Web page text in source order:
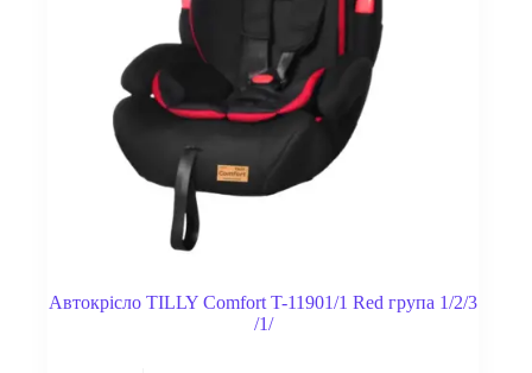
Автокрісло TILLY Comfort T-11901/1 Red група 1/2/3
/1/